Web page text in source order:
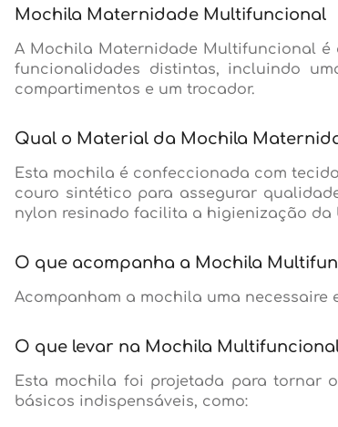
Mochila Maternidade Multifuncional
A Mochila Maternidade Multifuncional é
funcionalidades distintas, incluindo
compartimentos e um trocador.
Qual o Material da Mochila
Esta mochila é confeccionada com
couro sintético para assegurar
nylon resinado facilita a higienização da
O que acompanha a Mochila
Acompanham a mochila uma necessaire
O que levar na Mochila
Esta mochila foi projetada para tornar
básicos indispensáveis, como: